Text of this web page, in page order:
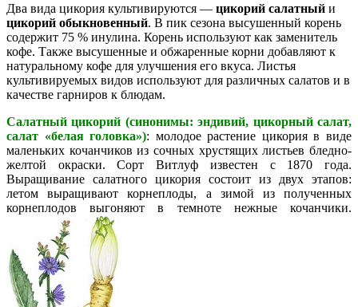
Два вида цикория культивируются — цикорий салатный и
цикорий обыкновенный. В пик сезона высушенный корень
содержит 75 % инулина. Корень используют как заменитель
кофе. Также высушенные и обжаренные корни добавляют к
натуральному кофе для улучшения его вкуса. Листья
культивируемых видов используют для различных салатов и в
качестве гарниров к блюдам.
Салатный цикорий (синонимы: эндивий, цикорный салат,
салат «белая головка»): молодое растение цикория в виде
маленьких кочанчиков из сочных хрустящих листьев бледно-
желтой окраски. Сорт Витлуф известен с 1870 года.
Выращивание салатного цикория состоит из двух этапов:
летом выращивают корнеплоды, а зимой из полученных
корнеплодов выгоняют в темноте нежные кочанчики.